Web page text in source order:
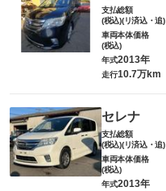
支払総額
(税込)(リ済込・追)
車両本体価格
(税込)
年式2013年
走行10.7万km
セレナ
支払総額
(税込)(リ済込・追)
車両本体価格
(税込)
年式2013年